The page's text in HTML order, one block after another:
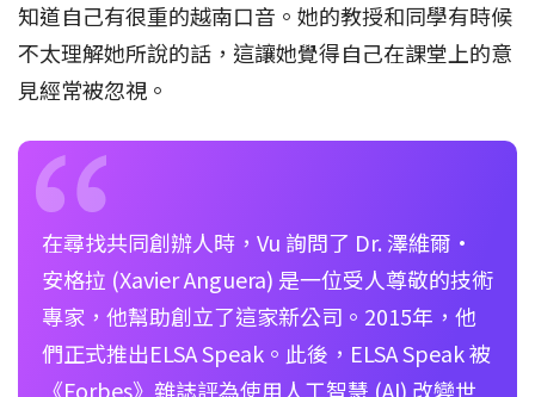
知道自己有很重的越南口音。她的教授和同學有時候
不太理解她所說的話，這讓她覺得自己在課堂上的意
見經常被忽視。
在尋找共同創辦人時，Vu 詢問了 Dr. 澤維爾·
安格拉 (Xavier Anguera) 是一位受人尊敬的技術
專家，他幫助創立了這家新公司。2015年，他
們正式推出ELSA Speak。此後，ELSA Speak 被
《Forbes》雜誌評為使用人工智慧 (AI) 改變世